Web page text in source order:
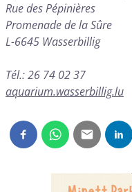
Rue des Pépinières
Promenade de la Sûre
L-6645 Wasserbillig
Tél.: 26 74 02 37
aquarium.wasserbillig.lu